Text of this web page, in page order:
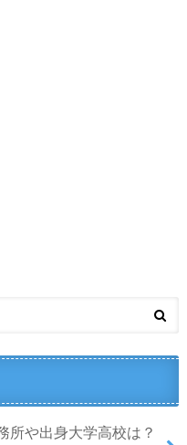
所や出身大学高校は？